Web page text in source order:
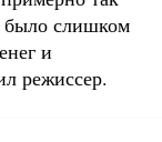
было слишком
и
режиссер.